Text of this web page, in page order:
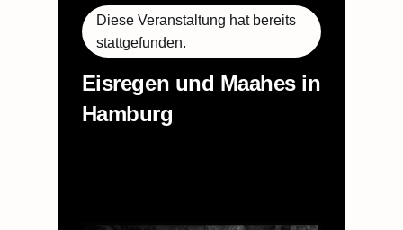
Diese Veranstaltung hat bereits
stattgefunden.
Eisregen und Maahes in
Hamburg